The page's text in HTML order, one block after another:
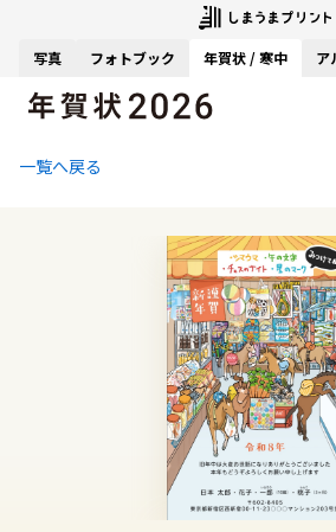
写真 フォトブック 年賀状 / 寒中 ア
一覧へ戻る